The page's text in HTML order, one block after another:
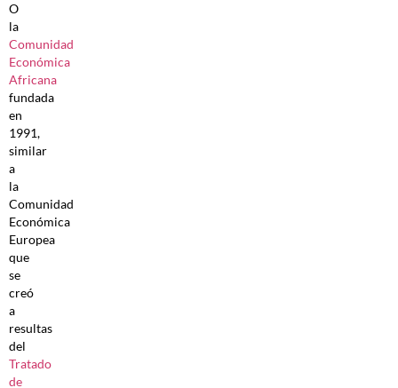
O
la
Comunidad
Económica
Africana
fundada
en
1991,
similar
a
la
Comunidad
Económica
Europea
que
se
creó
a
resultas
del
Tratado
de